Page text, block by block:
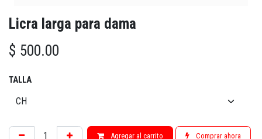
Licra larga para dama
$ 500.00
TALLA
Agregar al carrito Comprar ahora